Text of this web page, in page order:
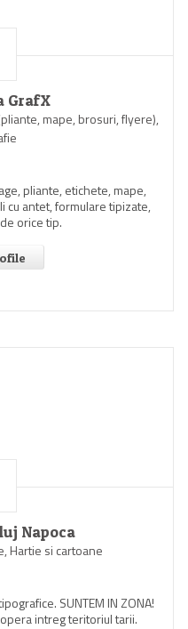
GrafX
mape, brosuri, flyere),
pliante, etichete, mape,
cu antet, formulare tipizate,
orice tip.
Napoca
Hartie si cartoane
SUNTEM IN ZONA!
intreg teritoriul tarii.